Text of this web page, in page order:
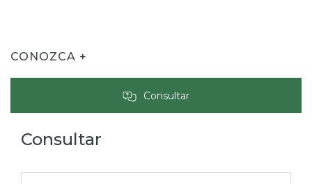
CONOZCA +
Consultar
Consultar